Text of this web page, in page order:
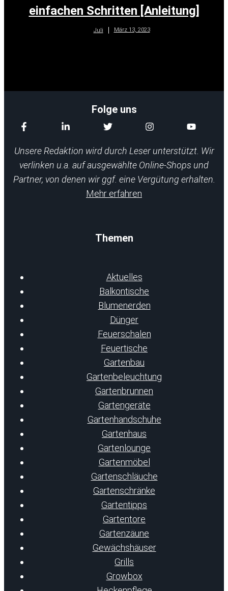
einfachen Schritten [Anleitung]
Juli März 13, 2023
Folge uns
Unsere Redaktion wird durch Leser unterstützt. Wir
verlinken u.a. auf ausgewählte Online-Shops und
Partner, von denen wir ggf. eine Vergütung erhalten.
Mehr erfahren
Themen
Aktuelles
Balkontische
Blumenerden
Dünger
Feuerschalen
Feuertische
Gartenbau
Gartenbeleuchtung
Gartenbrunnen
Gartengeräte
Gartenhandschuhe
Gartenhaus
Gartenlounge
Gartenmöbel
Gartenschläuche
Gartenschränke
Gartentipps
Gartentore
Gartenzäune
Gewächshäuser
Grills
Growbox